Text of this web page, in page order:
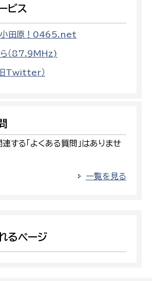
ビス
小田原！0465.net
（87.9MHz)
Twitter）
する「よくある質問」はありませ
一覧を見る
るページ